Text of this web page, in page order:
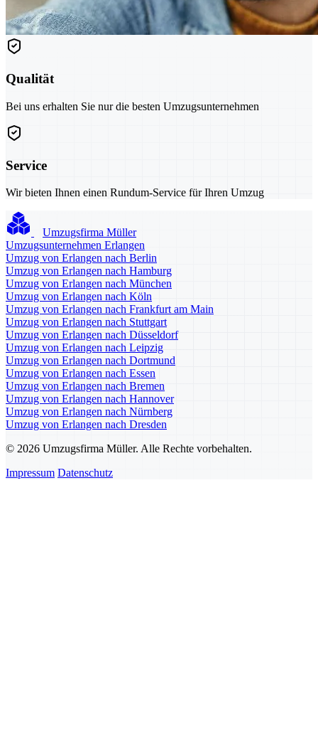
Qualität
Bei uns erhalten Sie nur die besten Umzugsunternehmen
Service
Wir bieten Ihnen einen Rundum-Service für Ihren Umzug
Umzugsfirma Müller
Umzugsunternehmen Erlangen
Umzug von Erlangen nach Berlin
Umzug von Erlangen nach Hamburg
Umzug von Erlangen nach München
Umzug von Erlangen nach Köln
Umzug von Erlangen nach Frankfurt am Main
Umzug von Erlangen nach Stuttgart
Umzug von Erlangen nach Düsseldorf
Umzug von Erlangen nach Leipzig
Umzug von Erlangen nach Dortmund
Umzug von Erlangen nach Essen
Umzug von Erlangen nach Bremen
Umzug von Erlangen nach Hannover
Umzug von Erlangen nach Nürnberg
Umzug von Erlangen nach Dresden
© 2026 Umzugsfirma Müller. Alle Rechte vorbehalten.
Impressum Datenschutz